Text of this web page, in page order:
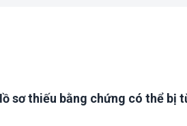
sơ thiếu bằng chứng có thể bị